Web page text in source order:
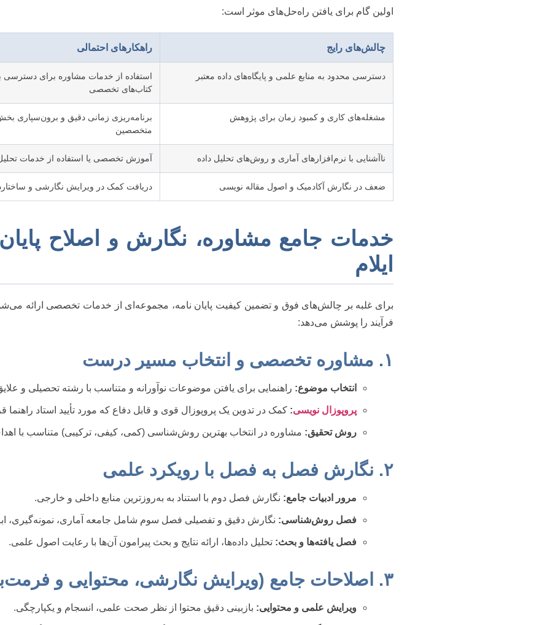
اولین گام برای یافتن راه‌حل‌های موثر است:
چالش‌های رایج راهکارهای احتمالی
دسترسی محدود به منابع علمی و پایگاه‌های داده معتبر
استفاده از خدمات مشاوره برای دسترسی
کتاب‌های تخصصی
مشغله‌های کاری و کمبود زمان برای پژوهش
برنامه‌ریزی زمانی دقیق و برون‌سپاری
متخصصین
ناآشنایی با نرم‌افزارهای آماری و روش‌های تحلیل داده آموزش تخصصی یا استفاده از خدمات
ضعف در نگارش آکادمیک و اصول مقاله نویسی دریافت کمک در ویرایش نگارشی و
خدمات جامع مشاوره، نگارش و اصلاح پایان
ایلام
برای غلبه بر چالش‌های فوق و تضمین کیفیت پایان نامه، مجموعه‌ای از خدمات تخصصی ارائه
فرآیند را پوشش می‌دهد:
۱. مشاوره تخصصی و انتخاب مسیر درست
انتخاب موضوع: راهنمایی برای یافتن موضوعات نوآورانه و متناسب با رشته تحصیلی و
پروپوزال نویسی: کمک در تدوین یک پروپوزال قوی و قابل دفاع که مورد تأیید استاد راهنما
روش تحقیق: مشاوره در انتخاب بهترین روش‌شناسی (کمی، کیفی، ترکیبی) متناسب با
۲. نگارش فصل به فصل با رویکرد علمی
مرور ادبیات جامع: نگارش فصل دوم با استناد به به‌روزترین منابع داخلی و خارجی.
فصل روش‌شناسی: نگارش دقیق و تفصیلی فصل سوم شامل جامعه آماری، نمونه‌گیری،
فصل یافته‌ها و بحث: تحلیل داده‌ها، ارائه نتایج و بحث پیرامون آن‌ها با رعایت اصول علمی.
۳. اصلاحات جامع (ویرایش نگارشی، محتوایی و فرمت‌بندی)
ویرایش علمی و محتوایی: بازبینی دقیق محتوا از نظر صحت علمی، انسجام و یکپارچگی.